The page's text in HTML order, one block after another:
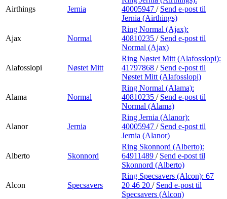
Airthings Jernia
40005947 / Send e-post til
Jernia (Airthings)
Ajax Normal
Ring Normal (Ajax):
40810235 / Send e-post til
Normal (Ajax)
Alafosslopi Nøstet Mitt
Ring Nøstet Mitt (Alafosslopi):
41797868 / Send e-post til
Nøstet Mitt (Alafosslopi)
Alama Normal
Ring Normal (Alama):
40810235 / Send e-post til
Normal (Alama)
Alanor Jernia
Ring Jernia (Alanor):
40005947 / Send e-post til
Jernia (Alanor)
Alberto Skonnord
Ring Skonnord (Alberto):
64911489 / Send e-post til
Skonnord (Alberto)
Alcon Specsavers
Ring Specsavers (Alcon): 67
20 46 20 / Send e-post til
Specsavers (Alcon)